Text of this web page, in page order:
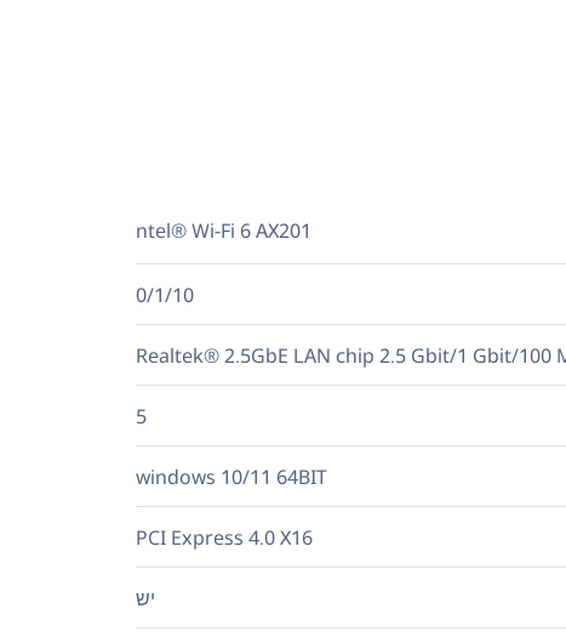
ntel® Wi-Fi 6 AX201
0/1/10
Realtek® 2.5GbE LAN chip 2.5 Gbit/1 Gbit/100
5
windows 10/11 64BIT
PCI Express 4.0 X16
יש